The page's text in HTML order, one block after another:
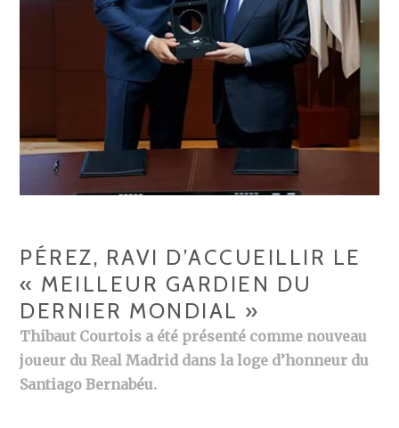
PÉREZ, RAVI D’ACCUEILLIR LE
« MEILLEUR GARDIEN DU
DERNIER MONDIAL »
Thibaut Courtois a été présenté comme nouveau
joueur du Real Madrid dans la loge d’honneur du
Santiago Bernabéu.